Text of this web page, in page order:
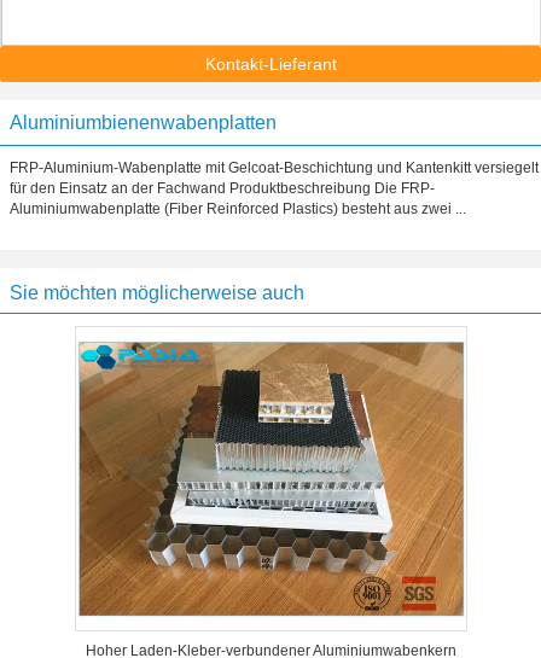
Kontakt-Lieferant
Aluminiumbienenwabenplatten
FRP-Aluminium-Wabenplatte mit Gelcoat-Beschichtung und Kantenkitt versiegelt
für den Einsatz an der Fachwand Produktbeschreibung Die FRP-
Aluminiumwabenplatte (Fiber Reinforced Plastics) besteht aus zwei ...
Sie möchten möglicherweise auch
Hoher Laden-Kleber-verbundener Aluminiumwabenkern